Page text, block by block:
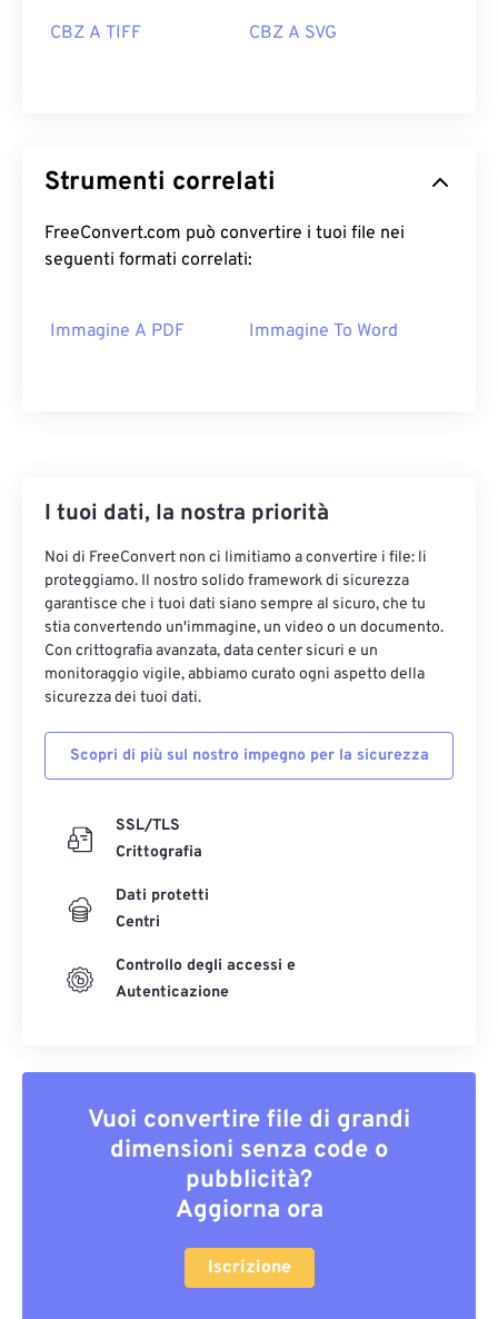
CBZ A TIFF CBZ A SVG
Strumenti correlati
FreeConvert.com può convertire i tuoi file nei
seguenti formati correlati:
Immagine A PDF Immagine To Word
I tuoi dati, la nostra priorità
Noi di FreeConvert non ci limitiamo a convertire i file: li
proteggiamo. Il nostro solido framework di sicurezza
garantisce che i tuoi dati siano sempre al sicuro, che tu
stia convertendo un'immagine, un video o un documento.
Con crittografia avanzata, data center sicuri e un
monitoraggio vigile, abbiamo curato ogni aspetto della
sicurezza dei tuoi dati.
Scopri di più sul nostro impegno per la sicurezza
SSL/TLS
Crittografia
Dati protetti
Centri
Controllo degli accessi e
Autenticazione
Vuoi convertire file di grandi
dimensioni senza code o
pubblicità?
Aggiorna ora
Iscrizione